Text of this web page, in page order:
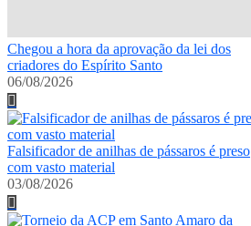
Chegou a hora da aprovação da lei dos
criadores do Espírito Santo
06/08/2026
Falsificador de anilhas de pássaros é preso
com vasto material
03/08/2026